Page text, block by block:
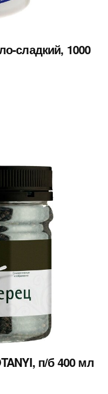
сладкий, 1000
п/б 400 мл